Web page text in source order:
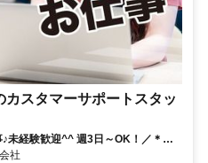
カスタマーサポートスタッ
未経験歓迎^^ 週3日～OK！／＊お
☆服装・髪型・ネイル自由！電話対
社